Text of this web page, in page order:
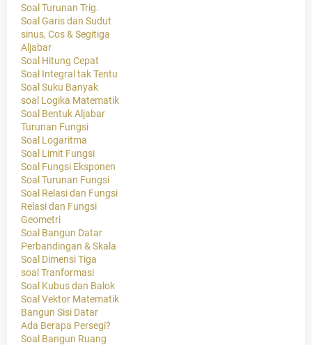
Soal Turunan Trig.
Soal Garis dan Sudut
sinus, Cos & Segitiga
Aljabar
Soal Hitung Cepat
Soal Integral tak Tentu
Soal Suku Banyak
soal Logika Matematik
Soal Bentuk Aljabar
Turunan Fungsi
Soal Logaritma
Soal Limit Fungsi
Soal Fungsi Eksponen
Soal Turunan Fungsi
Soal Relasi dan Fungsi
Relasi dan Fungsi
Geometri
Soal Bangun Datar
Perbandingan & Skala
Soal Dimensi Tiga
soal Tranformasi
Soal Kubus dan Balok
Soal Vektor Matematik
Bangun Sisi Datar
Ada Berapa Persegi?
Soal Bangun Ruang